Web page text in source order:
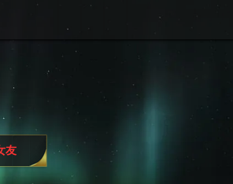
友